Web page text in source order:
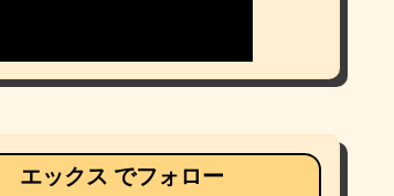
エックス でフォロー